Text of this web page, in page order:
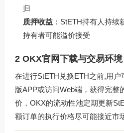
归
质押收益 ：StETH持有人持续
持有者可能溢价接受
2 OKX官网下载与交易环境
在进行StETH兑换ETH之前,用户
版APP或访问Web端，获得完整
价，OKX的流动性池定期更新
额订单的执行价格尽可能接近市